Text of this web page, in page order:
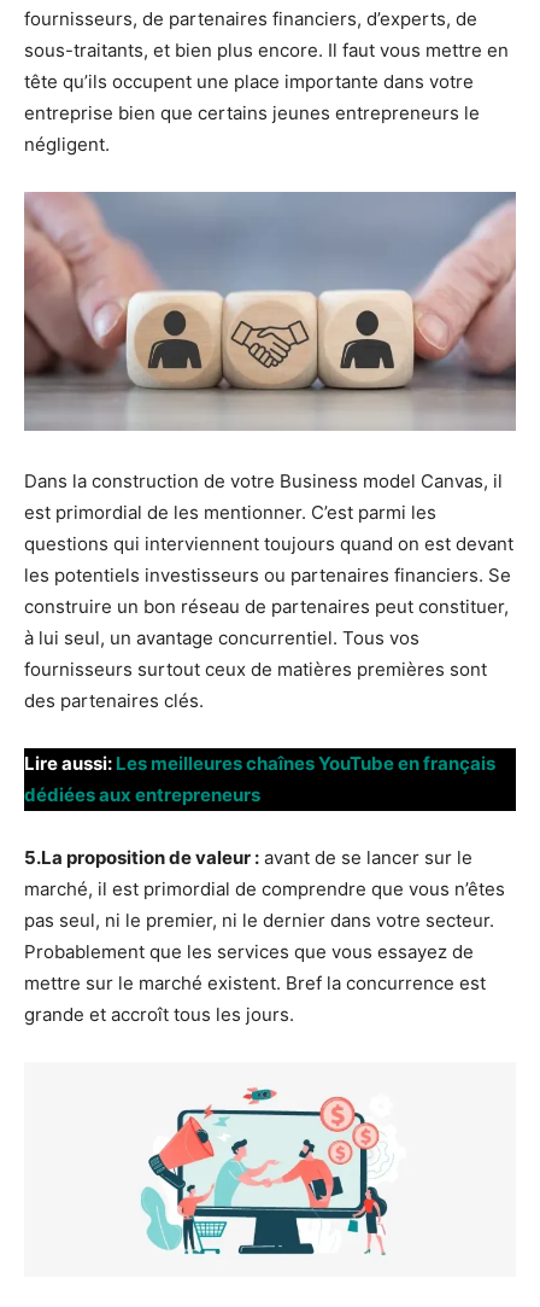
fournisseurs, de partenaires financiers, d’experts, de
sous-traitants, et bien plus encore. Il faut vous mettre en
tête qu’ils occupent une place importante dans votre
entreprise bien que certains jeunes entrepreneurs le
négligent.
Dans la construction de votre Business model Canvas, il
est primordial de les mentionner. C’est parmi les
questions qui interviennent toujours quand on est devant
les potentiels investisseurs ou partenaires financiers. Se
construire un bon réseau de partenaires peut constituer,
à lui seul, un avantage concurrentiel. Tous vos
fournisseurs surtout ceux de matières premières sont
des partenaires clés.
Lire aussi: Les meilleures chaînes YouTube en français
dédiées aux entrepreneurs
5.La proposition de valeur : avant de se lancer sur le
marché, il est primordial de comprendre que vous n’êtes
pas seul, ni le premier, ni le dernier dans votre secteur.
Probablement que les services que vous essayez de
mettre sur le marché existent. Bref la concurrence est
grande et accroît tous les jours.